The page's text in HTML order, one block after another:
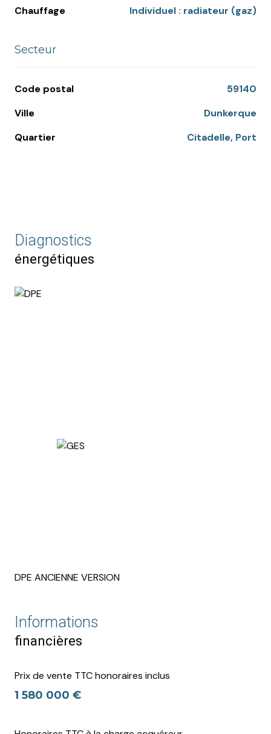
Chauffage individuel : radiateur (gaz)
Secteur
Code postal
59140
Ville
Dunkerque
Quartier
Citadelle, Port
Diagnostics
énergétiques
DPE ANCIENNE VERSION
Informations
financières
Prix de vente TTC honoraires inclus
1 580 000 €